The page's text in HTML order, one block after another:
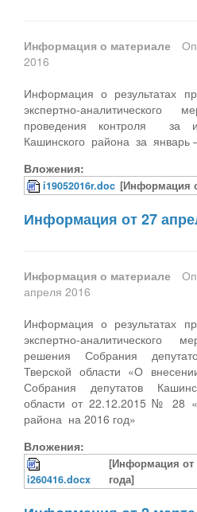
Информация о материале
2016
Информация о результатах
экспертно-
проведения контроля за
Кашинского района за январь
Вложения:
i19052016r.doc [Информация
Информация от 27
Информация о материале
апреля 2016
Информация о результатах
экспертно-аналитического
решения Собрания
Тверской области «О
Собрания депутатов
области от 22.12.2015 № 28
района на 2016 год»
Вложения:
i260416.docx
[Информация от
года]